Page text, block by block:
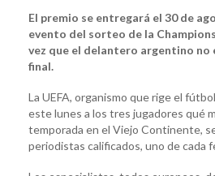
El premio se entregará el 30 de
evento del sorteo de la
vez que el delantero argentino no
final.
La UEFA, organismo que rige el
este lunes a los tres jugadores qué
temporada en el Viejo Continente,
periodistas calificados, uno de cada